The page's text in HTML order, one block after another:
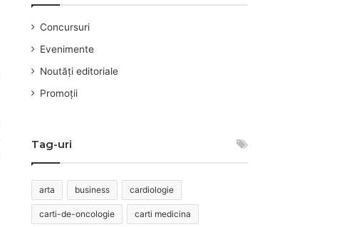
Concursuri
Evenimente
Noutăți editoriale
Promoții
Tag-uri
arta business cardiologie
carti-de-oncologie carti medicina